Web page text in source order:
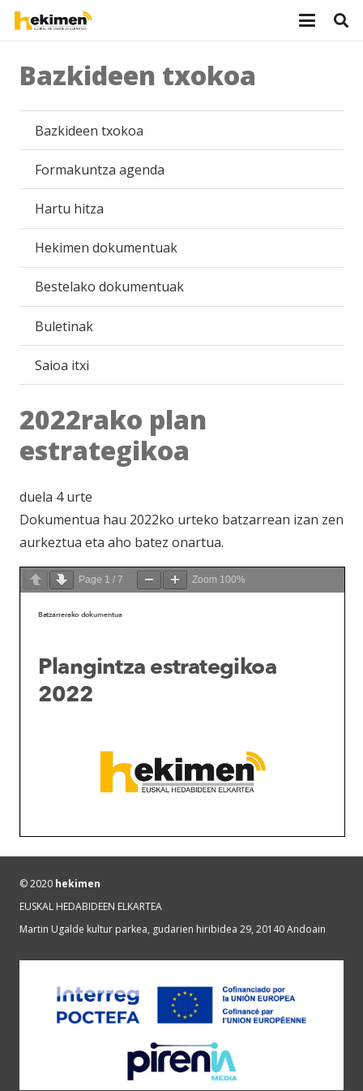
Bazkideen txokoa
Bazkideen txokoa
Formakuntza agenda
Hartu hitza
Hekimen dokumentuak
Bestelako dokumentuak
Buletinak
Saioa itxi
2022rako plan
estrategikoa
duela 4 urte
Dokumentua hau 2022ko urteko batzarrean izan zen
aurkeztua eta aho batez onartua.
Page 1 / 7 Zoom 100%
© 2020 hekimen
EUSKAL HEDABIDEEN ELKARTEA
Martin Ugalde kultur parkea, gudarien hiribidea 29, 20140 Andoain